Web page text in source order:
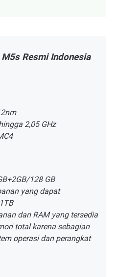
Resmi Indonesia
2,05 GHz
128 GB
yang dapat
dan RAM yang tersedia
total karena sebagian
operasi dan perangkat